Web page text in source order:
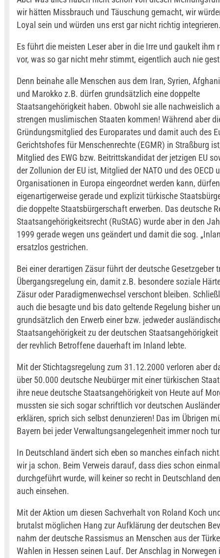
wir hätten Missbrauch und Täuschung gemacht, wir
Loyal sein und würden uns erst gar nicht richtig
Es führt die meisten Leser aber in die Irre und gaukelt ihm
vor, was so gar nicht mehr stimmt, eigentlich auch nie
Denn beinahe alle Menschen aus dem Iran, Syrien,
und Marokko z.B. dürfen grundsätzlich eine doppelte
Staatsangehörigkeit haben. Obwohl sie alle nachweislich
strengen muslimischen Staaten kommen! Während aber
Gründungsmitglied des Europarates und damit auch des
Gerichtshofes für Menschenrechte (EGMR) in Straßburg
Mitglied des EWG bzw. Beitrittskandidat der jetzigen EU
der Zollunion der EU ist, Mitglied der NATO und des OECD
Organisationen in Europa eingeordnet werden kann,
eigenartigerweise gerade und explizit türkische
die doppelte Staatsbürgerschaft erwerben. Das deutsche
Staatsangehörigkeitsrecht (RuStAG) wurde aber in den
1999 gerade wegen uns geändert und damit die sog.
ersatzlos gestrichen.
Bei einer derartigen Zäsur führt der deutsche Gesetzgeber
Übergangsregelung ein, damit z.B. besondere soziale
Zäsur oder Paradigmenwechsel verschont bleiben.
auch die besagte und bis dato geltende Regelung bisher
grundsätzlich den Erwerb einer bzw. jedweder
Staatsangehörigkeit zu der deutschen
der revhlich Betroffene dauerhaft im Inland lebte.
Mit der Stichtagsregelung zum 31.12.2000 verloren aber
über 50.000 deutsche Neubürger mit einer türkischen
ihre neue deutsche Staatsangehörigkeit von Heute auf
mussten sie sich sogar schriftlich vor deutschen
erklären, sprich sich selbst denunzieren! Das im Übrigen
Bayern bei jeder Verwaltungsangelegenheit immer noch
In Deutschland ändert sich eben so manches einfach
wir ja schon. Beim Verweis darauf, dass dies schon
durchgeführt wurde, will keiner so recht in Deutschland
auch einsehen.
Mit der Aktion um diesen Sachverhalt von Roland Koch
brutalst möglichen Hang zur Aufklärung der deutschen
nahm der deutsche Rassismus an Menschen aus der
Wahlen in Hessen seinen Lauf. Der Anschlag in